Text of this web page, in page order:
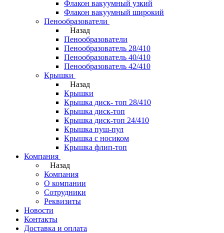
Флакон вакуумный узкий
Флакон вакуумный широкий
Пенообразователи
Назад
Пенообразователи
Пенообразователь 28/410
Пенообразователь 40/410
Пенообразователь 42/410
Крышки
Назад
Крышки
Крышка диск- топ 28/410
Крышка диск-топ
Крышка диск-топ 24/410
Крышка пуш-пул
Крышка с носиком
Крышка флип-топ
Компания
Назад
Компания
О компании
Сотрудники
Реквизиты
Новости
Контакты
Доставка и оплата